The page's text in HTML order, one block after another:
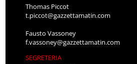
Thomas Piccot
t.piccot@gazzettamatin.com
Fausto Vassoney
f.vassoney@gazzettamatin.com
SEGRETERIA